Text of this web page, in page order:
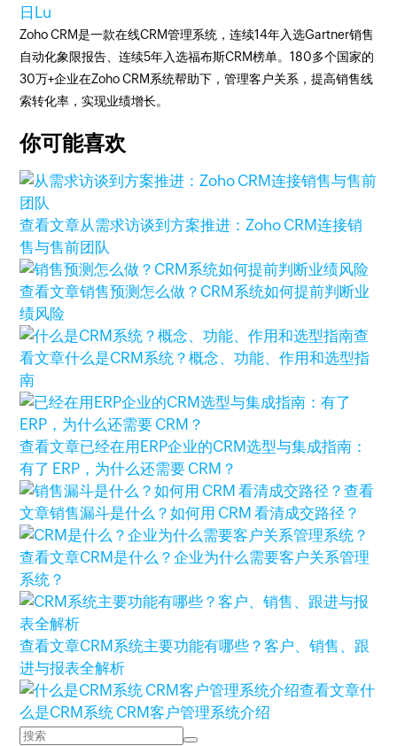
日 Lu
Zoho CRM是一款在线CRM管理系统，连续14年入选Gartner销售
自动化象限报告、连续5年入选福布斯CRM榜单。180多个国家的
30万+企业在Zoho CRM系统帮助下，管理客户关系，提高销售线
索转化率，实现业绩增长。
你可能喜欢
查看文章从需求访谈到方案推进：Zoho CRM连接销
售与售前团队
查看文章销售预测怎么做？CRM系统如何提前判断业
绩风险
查
看文章什么是CRM系统？概念、功能、作用和选型指
南
查看文章已经在用ERP企业的CRM选型与集成指南：
有了 ERP，为什么还需要 CRM？
查看
文章销售漏斗是什么？如何用 CRM 看清成交路径？
查看文章CRM是什么？企业为什么需要客户关系管理
系统？
查看文章CRM系统主要功能有哪些？客户、销售、跟
进与报表全解析
查看文章什
么是CRM系统 CRM客户管理系统介绍